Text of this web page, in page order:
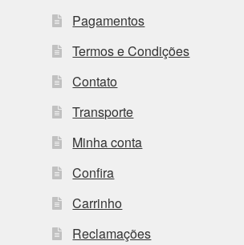
Pagamentos
Termos e Condições
Contato
Transporte
Minha conta
Confira
Carrinho
Reclamações